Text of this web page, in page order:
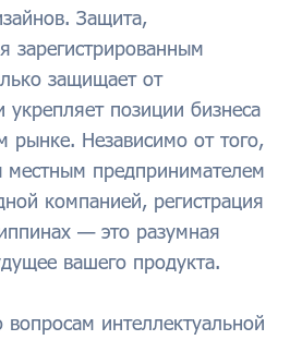
Защита,
зарегистрированным
защищает от
позиции бизнеса
рынке. Независимо от того,
местным предпринимателем
компанией, регистрация
— это разумная
вашего продукта.
вопросам интеллектуальной